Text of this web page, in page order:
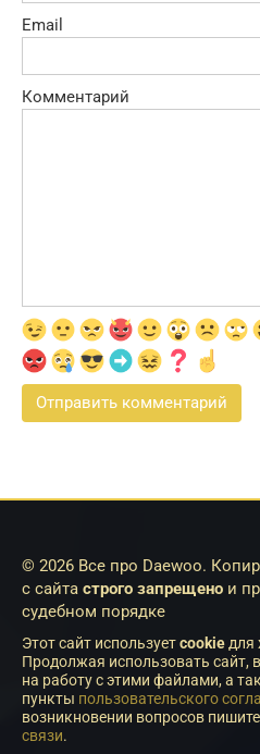
Email
Комментарий
© 2026 Все про Daewoo.
с сайта строго запрещено и
судебном порядке
Этот сайт используетcookie для
Продолжая использовать сайт,
на работу с этими файлами, а
пункты пользовательского
возникновении вопросов
связи.